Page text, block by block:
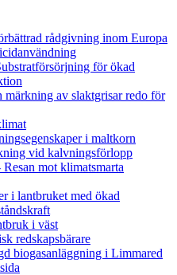
rådgivning inom Europa
för ökad
av slaktgrisar redo för
i maltkorn
vid kalvningsförlopp
mot klimatsmarta
i lantbruket med ökad
i väst
redskapsbärare
biogasanläggning i Limmared